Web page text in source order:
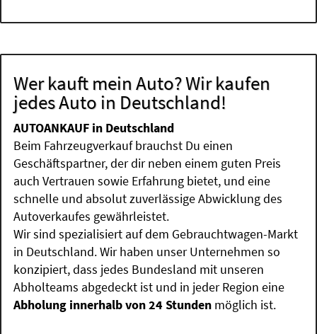
Wer kauft mein Auto? Wir kaufen
jedes Auto in Deutschland!
AUTOANKAUF in Deutschland
Beim Fahrzeugverkauf brauchst Du einen
Geschäftspartner, der dir neben einem guten Preis
auch Vertrauen sowie Erfahrung bietet, und eine
schnelle und absolut zuverlässige Abwicklung des
Autoverkaufes gewährleistet.
Wir sind spezialisiert auf dem Gebrauchtwagen-Markt
in Deutschland. Wir haben unser Unternehmen so
konzipiert, dass jedes Bundesland mit unseren
Abholteams abgedeckt ist und in jeder Region eine
Abholung innerhalb von 24 Stunden möglich ist.